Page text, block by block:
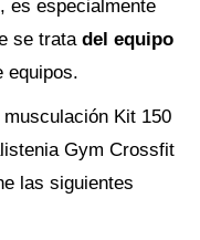
es especialmente
se trata del equipo
equipos.
Kit 150
Gym Crossfit
las siguientes